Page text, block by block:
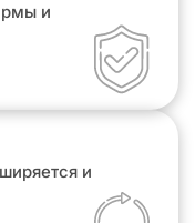
и
и